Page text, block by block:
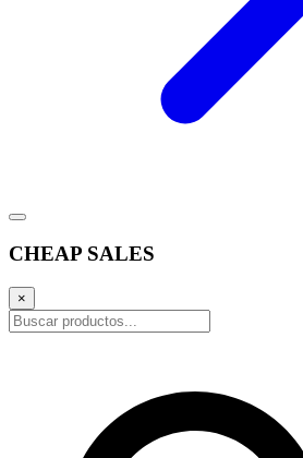
CHEAP SALES
×